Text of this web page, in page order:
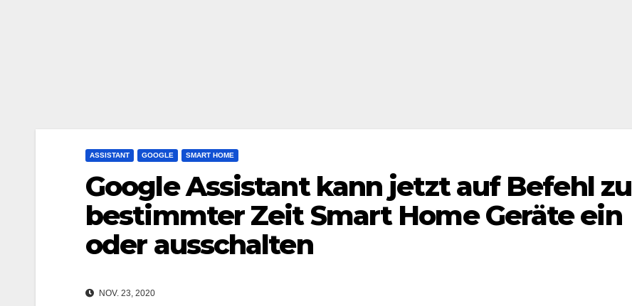
ASSISTANT GOOGLE SMART HOME
Google Assistant kann jetzt auf Befehl zu
bestimmter Zeit Smart Home Geräte ein
oder ausschalten
NOV. 23, 2020